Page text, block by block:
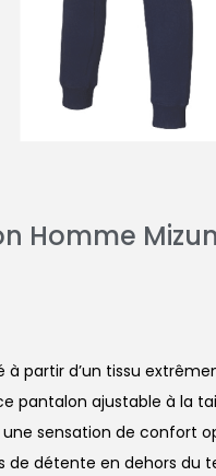
Homme
partir d’un tissu
pantalon ajustable à la
sensation de confort
de détente en dehors du